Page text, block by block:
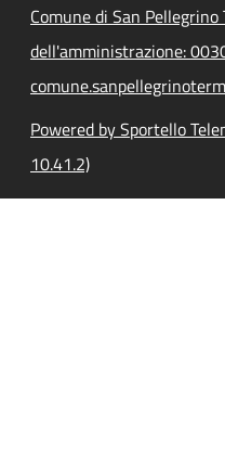
Comune di San
dell'amministrazione:
Powered by Sportello
10.41.2)